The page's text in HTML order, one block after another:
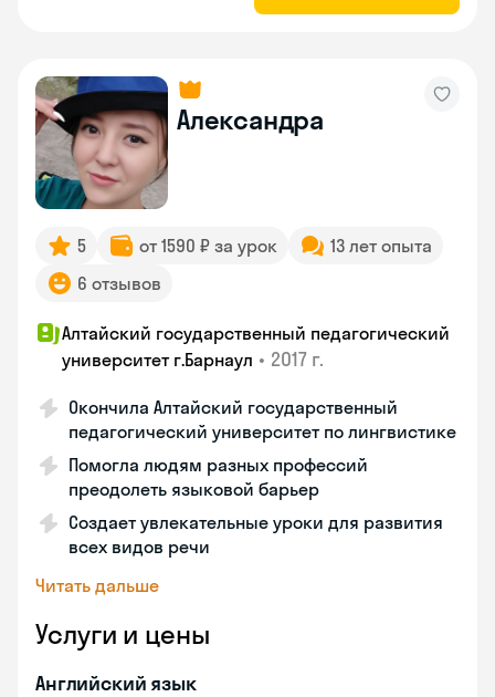
Александра
5 от 1590 ₽ за урок
13 лет опыта
6 отзывов
Алтайский государственный педагогический
университет г.Барнаул • 2017 г.
Окончила Алтайский государственный
педагогический университет по лингвистике
Помогла людям разных профессий
преодолеть языковой барьер
Создает увлекательные уроки для развития
всех видов речи
Читать дальше
Услуги и цены
Английский язык